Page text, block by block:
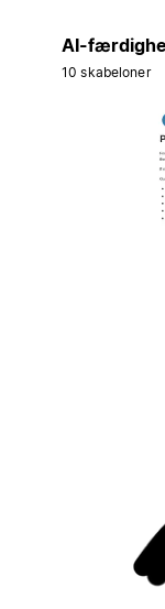
AI-
10 skabeloner